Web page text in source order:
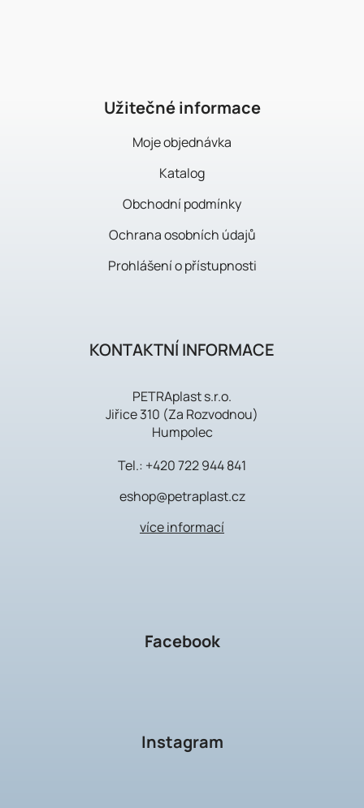
Užitečné informace
Moje objednávka
Katalog
Obchodní podmínky
Ochrana osobních údajů
Prohlášení o přístupnosti
KONTAKTNÍ INFORMACE
PETRAplast s.r.o.
Jiřice 310 (Za Rozvodnou)
Humpolec
Tel.: +420 722 944 841
eshop@petraplast.cz
více informací
Facebook
Instagram